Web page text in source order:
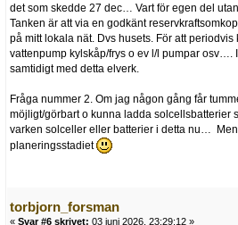
det som skedde 27 dec… Vart för egen del
Tanken är att via en godkänt
på mitt lokala nät. Dvs husets. För att periodvis
vattenpump kylskåp/frys o ev l/l pumpar osv….
samtidigt med detta elverk.
Fråga nummer 2. Om jag någon gång får
möjligt/görbart o kunna ladda solcellsbatterier
varken solceller eller batterier i detta nu…
planeringsstadiet
torbjorn_forsman
« Svar #6 skrivet: 03 juni 2026, 23:29:12 »